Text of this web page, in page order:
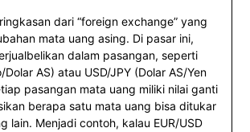
dari “foreign exchange” yang
mata uang asing. Di pasar ini,
dalam pasangan, seperti
Dolar AS) atau USD/JPY (Dolar AS/Yen
pasangan mata uang miliki nilai ganti
berapa satu mata uang bisa ditukar
lain. Menjadi contoh, kalau EUR/USD